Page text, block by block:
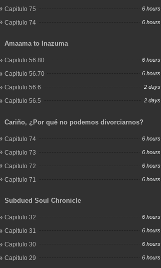
Capitulo 75 6 hours
Capitulo 74 6 hours
Amaama to Inazuma
Capitulo 56.80 6 hours
Capitulo 56.70 6 hours
Capitulo 56.6 2 days
Capitulo 56.5 2 days
Cariño, ¿Por qué no podemos divorciarnos?
Capitulo 74 6 hours
Capitulo 73 6 hours
Capitulo 72 6 hours
Capitulo 71 6 hours
Subdued Soul Chronicle
Capitulo 32 6 hours
Capitulo 31 6 hours
Capitulo 30 6 hours
Capitulo 29 6 hours